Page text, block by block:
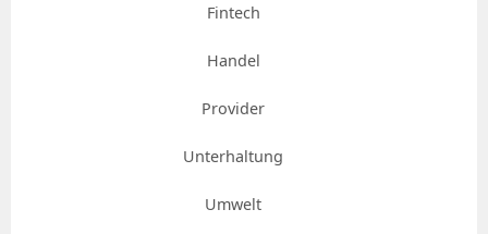
Fintech
Handel
Provider
Unterhaltung
Umwelt